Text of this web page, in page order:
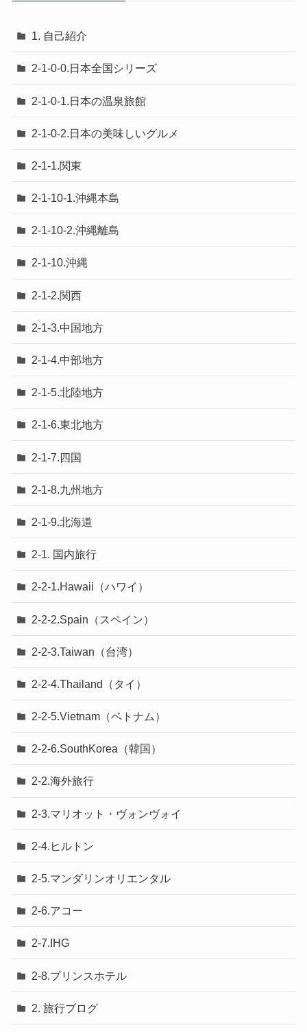
1. 自己紹介
2-1-0-0.日本全国シリーズ
2-1-0-1.日本の温泉旅館
2-1-0-2.日本の美味しいグルメ
2-1-1.関東
2-1-10-1.沖縄本島
2-1-10-2.沖縄離島
2-1-10.沖縄
2-1-2.関西
2-1-3.中国地方
2-1-4.中部地方
2-1-5.北陸地方
2-1-6.東北地方
2-1-7.四国
2-1-8.九州地方
2-1-9.北海道
2-1. 国内旅行
2-2-1.Hawaii（ハワイ）
2-2-2.Spain（スペイン）
2-2-3.Taiwan（台湾）
2-2-4.Thailand（タイ）
2-2-5.Vietnam（ベトナム）
2-2-6.SouthKorea（韓国）
2-2.海外旅行
2-3.マリオット・ヴォンヴォイ
2-4.ヒルトン
2-5.マンダリンオリエンタル
2-6.アコー
2-7.IHG
2-8.プリンスホテル
2. 旅行ブログ